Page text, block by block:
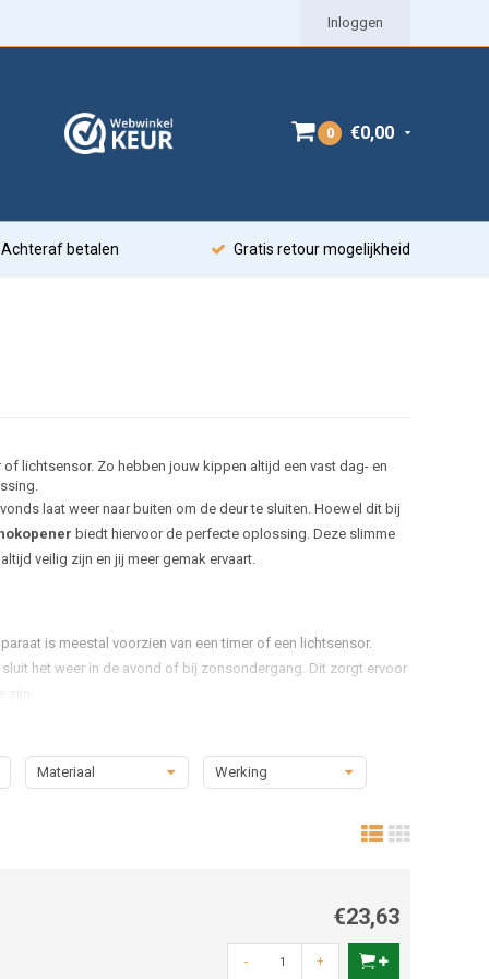
Inloggen
0 €0,00
Achteraf betalen Gratis retour mogelijkheid
lichtsensor. Zo hebben jouw kippen altijd een vast dag- en
laat weer naar buiten om de deur te sluiten. Hoewel dit bij
biedt hiervoor de perfecte oplossing. Deze slimme
veilig zijn en jij meer gemak ervaart.
is meestal voorzien van een timer of een lichtsensor.
het weer in de avond of bij zonsondergang. Dit zorgt ervoor
naar buiten om ze binnen te zetten. Dit betekent meer vrijheid
het luik automatisch dicht zodra het donker wordt. Je hoeft je
Materiaal Werking
€23,63
- +